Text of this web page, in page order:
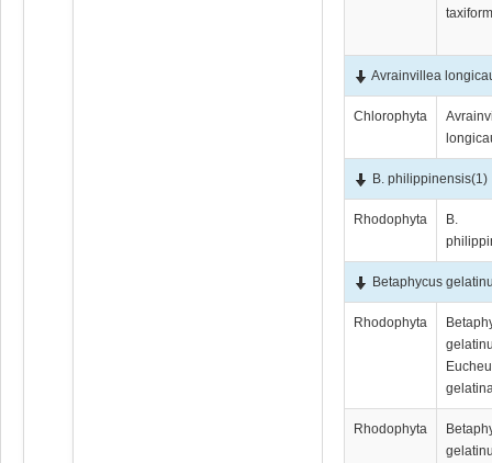
Avrainvillea
Chlorophyta
B. philippinensis(1)
Rhodophyta
B.
Betaphycus
Rhodophyta
Rhodophyta